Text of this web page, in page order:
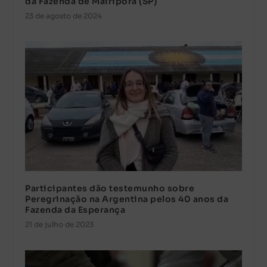
23 de agosto de 2024
Participantes dão testemunho sobre
Peregrinação na Argentina pelos 40 anos da
Fazenda da Esperança
21 de julho de 2023